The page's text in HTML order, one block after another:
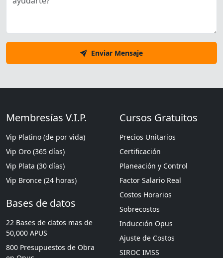
Enviar Mensaje
Membresías V.I.P.
Vip Platino (de por vida)
Vip Oro (365 días)
Vip Plata (30 días)
Vip Bronce (24 horas)
Bases de datos
22 Bases de datos mas de
50,000 APUS
800 Presupuestos de Obra
Cursos Gratuitos
Precios Unitarios
Certificación
Planeación y Control
Factor Salario Real
Costos Horarios
Sobrecostos
Inducción Opus
Ajuste de Costos
SIROC IMSS